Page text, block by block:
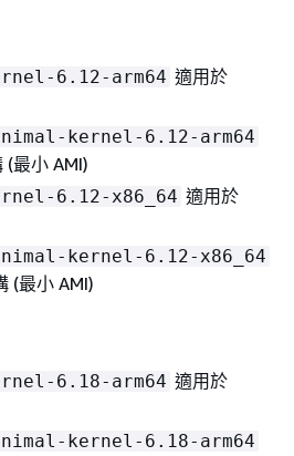
6.12-arm64 適用於
kernel-6.12-arm64
最小 AMI)
6.12-x86_64 適用於
kernel-6.12-x86_64
(最小 AMI)
6.18-arm64 適用於
kernel-6.18-arm64